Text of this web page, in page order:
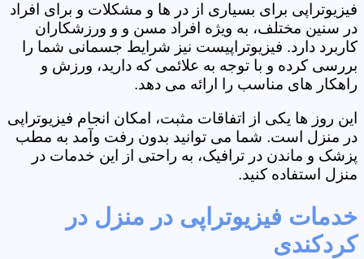
فیزیوتراپی برای بسیاری از در ها و مشکلات و برای افراد
در سنین مختلف، به ویژه افراد مسن و و ورزشکاران
کاربرد دارد. فیزیوتراپیست نیز شرایط جسمانی شما را
بررسی کرده و با توجه به علائمی که دارید، ورزش و
راهکار های مناسب را ارائه می دهد.
این روز ها یکی از اتفاقات مثبت، امکان انجام فیزیوتراپی
در منزل است. شما می توانید بدون رفت وآمد به مطب
پزشک و ماندن در ترافیک، به راحتی از این خدمات در
منزل استفاده کنید.
خدمات فیزیوتراپی در منزل در
کردکندی